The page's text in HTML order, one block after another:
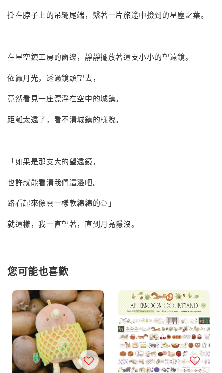
掛在脖子上的吊繩尾端，繫著一片旅途中撿到的星塵之葉。
在星空鎮工房的窗邊，靜靜擺放著這支小小的望遠鏡。
依靠月光，透過鏡頭望去，
竟然看見一座漂浮在空中的城鎮。
距離太遠了，看不清城鎮的樣貌。
「如果是那支大的望遠鏡，
也許就能看清我們這邊吧。
路看起來像雲一樣軟綿綿的☁️」
就這樣，我一直望著，直到月亮隱沒。
您可能也喜歡